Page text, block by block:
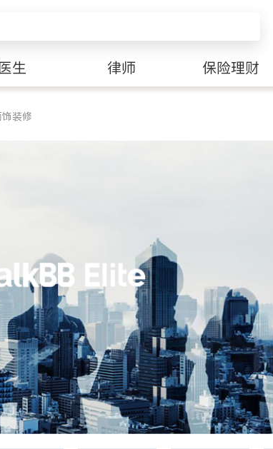
医生 律师 保险理财
饰装修